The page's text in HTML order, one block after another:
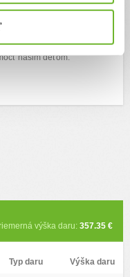
kompresora,
našim deťom.
výška daru: 357.35 €
Typ daru Výška daru